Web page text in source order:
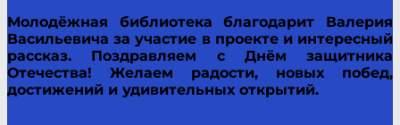
Молодёжная библиотека благодарит Валерия
Васильевича за участие в проекте и интересный
рассказ. Поздравляем с Днём защитника
Отечества! Желаем радости, новых побед,
достижений и удивительных открытий.